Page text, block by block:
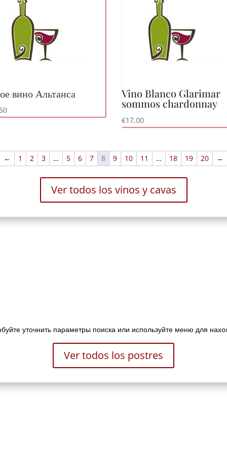
вино Альтанса Vino Blanco Glarimar
sommos chardonnay
€17,00
← 1 2 3 … 5 6 7 8 9 10 11 … 18 19 20 →
Ver todos los vinos y cavas
уточнить параметры поиска или используйте меню для
Ver todos los postres